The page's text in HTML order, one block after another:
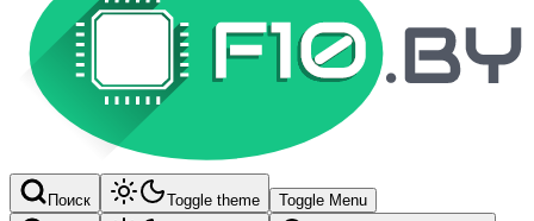
Поиск Toggle theme Toggle Menu